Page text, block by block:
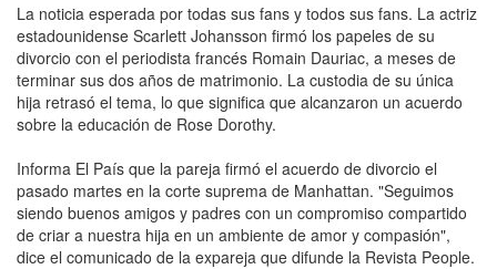
La noticia esperada por todas sus fans y todos sus fans. La actriz
estadounidense Scarlett Johansson firmó los papeles de su
divorcio con el periodista francés Romain Dauriac, a meses de
terminar sus dos años de matrimonio. La custodia de su única
hija retrasó el tema, lo que significa que alcanzaron un acuerdo
sobre la educación de Rose Dorothy.
Informa El País que la pareja firmó el acuerdo de divorcio el
pasado martes en la corte suprema de Manhattan. "Seguimos
siendo buenos amigos y padres con un compromiso compartido
de criar a nuestra hija en un ambiente de amor y compasión",
dice el comunicado de la expareja que difunde la Revista People.